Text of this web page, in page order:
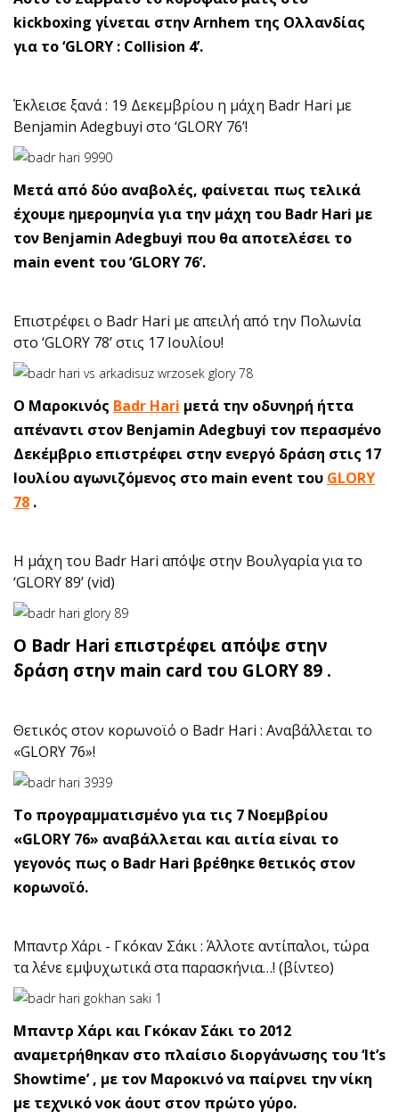
kickboxing γίνεται στην Arnhem της Ολλανδίας
για το ‘GLORY : Collision 4’.
Έκλεισε ξανά : 19 Δεκεμβρίου η μάχη Badr Hari με
Benjamin Adegbuyi στο ‘GLORY 76’!
Μετά από δύο αναβολές, φαίνεται πως τελικά
έχουμε ημερομηνία για την μάχη του Badr Hari με
τον Benjamin Adegbuyi που θα αποτελέσει το
main event του ‘GLORY 76’.
Επιστρέφει ο Badr Hari με απειλή από την Πολωνία
στο ‘GLORY 78’ στις 17 Ιουλίου!
O Μαροκινός Badr Hari μετά την οδυνηρή ήττα
απέναντι στον Benjamin Adegbuyi τον περασμένο
Δεκέμβριο επιστρέφει στην ενεργό δράση στις 17
Ιουλίου αγωνιζόμενος στο main event του GLORY
78 .
Η μάχη του Badr Hari απόψε στην Βουλγαρία για το
‘GLORY 89’ (vid)
O Badr Hari επιστρέφει απόψε στην
δράση στην main card του GLORY 89 .
Θετικός στον κορωνοϊό ο Badr Hari : Αναβάλλεται το
«GLORY 76»!
Το προγραμματισμένο για τις 7 Νοεμβρίου
«GLORY 76» αναβάλλεται και αιτία είναι το
γεγονός πως ο Badr Hari βρέθηκε θετικός στον
κορωνοϊό.
Μπαντρ Χάρι - Γκόκαν Σάκι : Άλλοτε αντίπαλοι, τώρα
τα λένε εμψυχωτικά στα παρασκήνια…! (βίντεο)
Μπαντρ Χάρι και Γκόκαν Σάκι το 2012
αναμετρήθηκαν στο πλαίσιο διοργάνωσης του ‘It’s
Showtime’ , με τον Μαροκινό να παίρνει την νίκη
με τεχνικό νοκ άουτ στον πρώτο γύρο.